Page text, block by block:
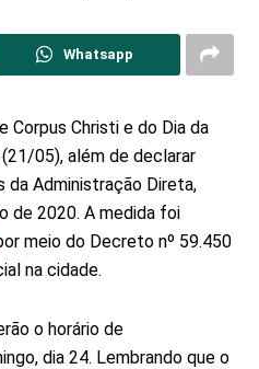
Whatsapp
Corpus Christi e do Dia da
05), além de declarar
Administração Direta,
de 2020. A medida foi
meio do Decreto nº 59.450
na cidade.
o horário de
dia 24. Lembrando que o